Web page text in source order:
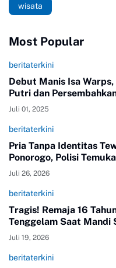
wisata
Most Popular
beritaterkini
Debut Manis Isa
Putri dan
Juli 01, 2025
beritaterkini
Pria Tanpa Identitas
Ponorogo, Polisi
Juli 26, 2026
beritaterkini
Tragis! Remaja 16
Tenggelam Saat Mandi
Juli 19, 2026
beritaterkini